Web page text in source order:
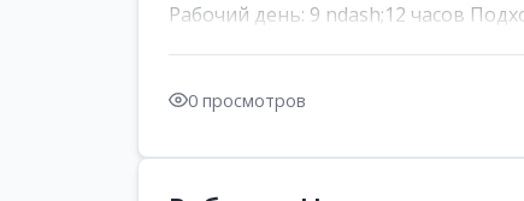
Рабочий день: 9 ndash;12 часов
0 просмотров